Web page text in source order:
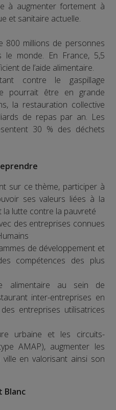
à augmenter fortement à
et sanitaire actuelle.
800 millions de personnes
le monde. En France, 5,5
de l’aide alimentaire.
contre le gaspillage
pourrait être en grande
la restauration collective
de repas par an. Les
30 % des déchets
sur ce thème, participer à
ses valeurs liées à la
lutte contre la pauvreté
des entreprises connues
de développement et
compétences des plus
alimentaire au sein de
inter-entreprises en
des entreprises utilisatrices
urbaine et les circuits-
AMAP), augmenter les
en valorisant ainsi son
Blanc